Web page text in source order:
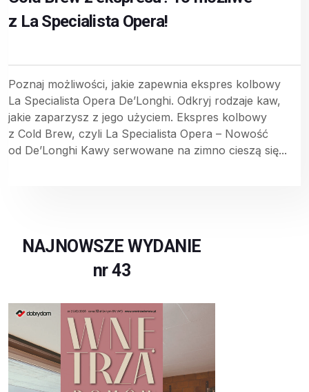
z La Specialista Opera!
Poznaj możliwości, jakie zapewnia ekspres kolbowy
La Specialista Opera De’Longhi. Odkryj rodzaje kaw,
jakie zaparzysz z jego użyciem. Ekspres kolbowy
z Cold Brew, czyli La Specialista Opera – Nowość
od De’Longhi Kawy serwowane na zimno cieszą się...
NAJNOWSZE WYDANIE
nr 43